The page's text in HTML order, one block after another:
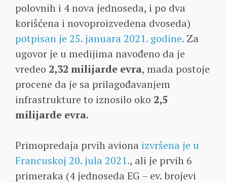
polovnih i 4 nova jednoseda, i po dva
korišćena i novoproizvedena dvoseda)
potpisan je 25. januara 2021. godine. Za
ugovor je u medijima navođeno da je
vredeo 2,32 milijarde evra, mada postoje
procene da je sa prilagođavanjem
infrastrukture to iznosilo oko 2,5
milijarde evra.
Primopredaja prvih aviona izvršena je u
Francuskoj 20. jula 2021., ali je prvih 6
primeraka (4 jednoseda EG – ev. brojevi